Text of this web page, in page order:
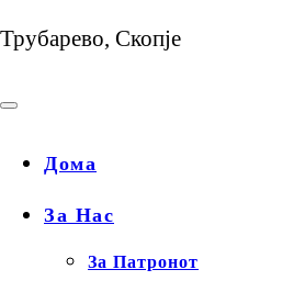
Трубарево, Скопје
Дома
За Нас
За Патронот